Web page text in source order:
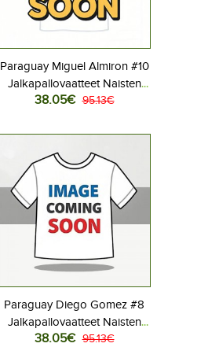
Paraguay Miguel Almiron #10
Jalkapallovaatteet Naisten
Vieraspaita MM-kisat 2026
38.05€ 95.13€
Paraguay Diego Gomez #8
Jalkapallovaatteet Naisten
Vieraspaita MM-kisat 2026
38.05€ 95.13€